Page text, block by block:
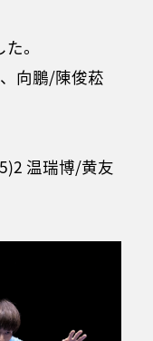
。
向鵬/陳俊菘
温瑞博/黄友